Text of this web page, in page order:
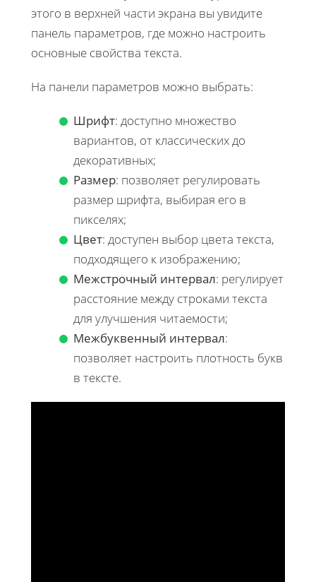
этого в верхней части экрана вы увидите
панель параметров, где можно настроить
основные свойства текста.
На панели параметров можно выбрать:
Шрифт: доступно множество
вариантов, от классических до
декоративных;
Размер: позволяет регулировать
размер шрифта, выбирая его в
пикселях;
Цвет: доступен выбор цвета текста,
подходящего к изображению;
Межстрочный интервал: регулирует
расстояние между строками текста
для улучшения читаемости;
Межбуквенный интервал:
позволяет настроить плотность букв
в тексте.